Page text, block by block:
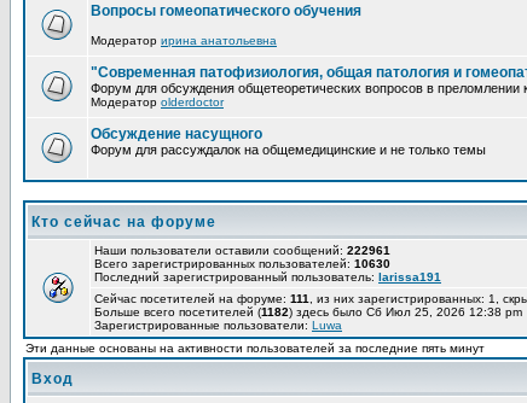
Вопросы гомеопатического обучения
Модератор ирина анатольевна
"Современная патофизиология, общая патология и
Форум для обсуждения общетеоретических вопросов в преломлении
Модератор olderdoctor
Обсуждение насущного
Форум для рассуждалок на общемедицинские и не только темы
Кто сейчас на форуме
Наши пользователи оставили сообщений: 222961
Всего зарегистрированных пользователей: 10630
Последний зарегистрированный пользователь: larissa191
Сейчас посетителей на форуме: 111 , из них зарегистрированных: 1,
Больше всего посетителей (1182) здесь было Сб Июл 25, 2026 12:38 pm
Зарегистрированные пользователи: Luwa
Эти данные основаны на активности пользователей за последние пять минут
Вход